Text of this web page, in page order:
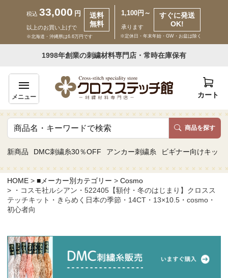
税込 33,000 円
以上のお買い上げで
送料
無料
※北海道・沖縄県は6.6万円です
1,100円～
承ります
すぐに発送
OK!
※定休日・年末年始・GW・お盆は除く
1998年創業の刺繍材料専門店・常時在庫保有
メニュー カート
商品を探す
新商品 DMC刺繍糸30％OFF アンカー刺繍糸 ビギナー向けキット
いらっしゃいませ ゲスト 様
商品一覧
カテゴリーから探す
取り扱いブランドから探す
当店について
HOME ■メーカー別カテゴリー
Cosmo
・コスモ社ルシアン・522405【額付・冬のはじまり】クロスス
テッチキット・きらめく日本の季節・14CT・13×10.5・cosmo・
初心者向